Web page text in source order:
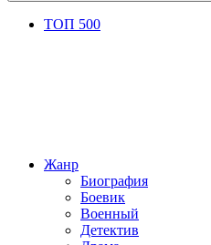
ТОП 500
Жанр
Биография
Боевик
Военный
Детектив